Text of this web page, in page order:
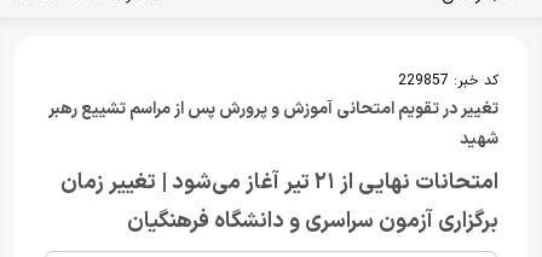
کد خبر: 229857
تغییر در تقویم امتحانی آموزش و پرورش پس از مراسم تشییع رهبر
شهید
امتحانات نهایی از ۲۱ تیر آغاز می‌شود | تغییر زمان
برگزاری آزمون سراسری و دانشگاه فرهنگیان